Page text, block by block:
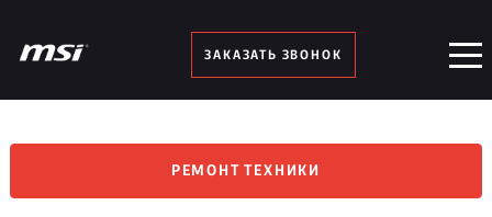
ЗАКАЗАТЬ ЗВОНОК
РЕМОНТ ТЕХНИКИ